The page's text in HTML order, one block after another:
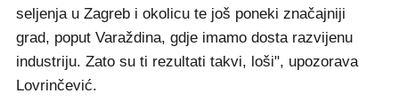
seljenja u Zagreb i okolicu te još poneki značajniji
grad, poput Varaždina, gdje imamo dosta razvijenu
industriju. Zato su ti rezultati takvi, loši", upozorava
Lovrinčević.